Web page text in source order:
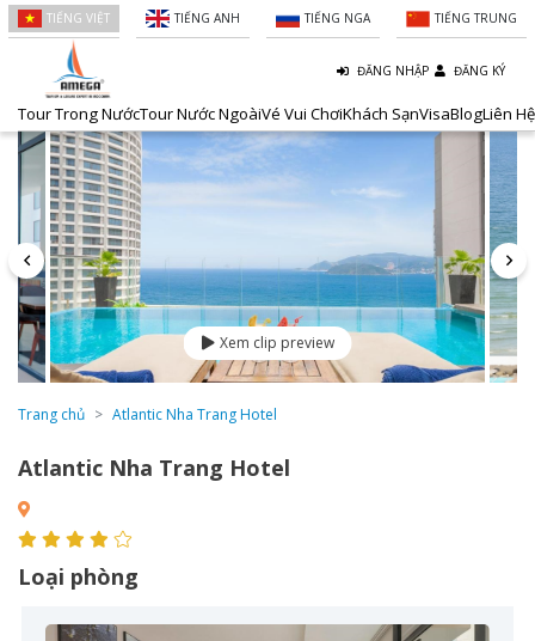
TIẾNG VIỆT TIẾNG ANH TIẾNG NGA TIẾNG TRUNG
ĐĂNG NHẬP ĐĂNG KÝ
Tour Trong NướcTour Nước NgoàiVé Vui ChơiKhách SạnVisaBlogLiên Hệ
Xem clip preview
Trang chủ Atlantic Nha Trang Hotel
Atlantic Nha Trang Hotel
Loại phòng